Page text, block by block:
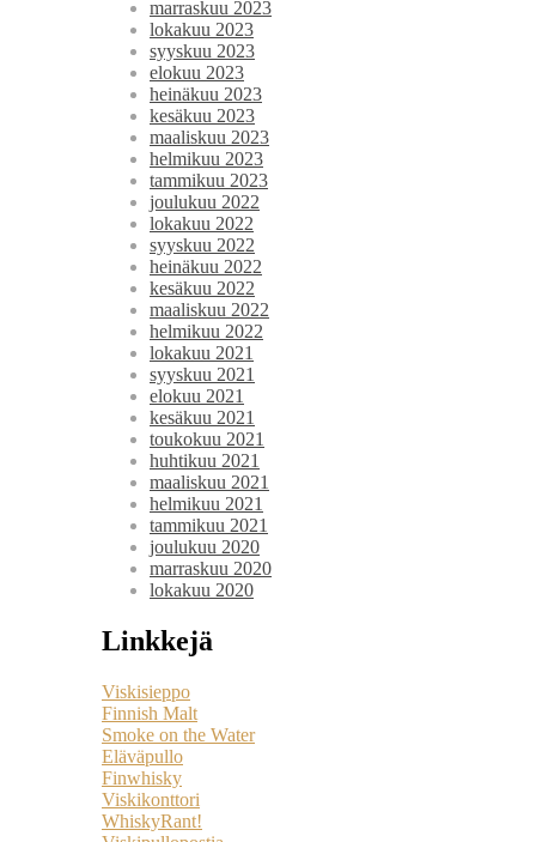
marraskuu 2023
lokakuu 2023
syyskuu 2023
elokuu 2023
heinäkuu 2023
kesäkuu 2023
maaliskuu 2023
helmikuu 2023
tammikuu 2023
joulukuu 2022
lokakuu 2022
syyskuu 2022
heinäkuu 2022
kesäkuu 2022
maaliskuu 2022
helmikuu 2022
lokakuu 2021
syyskuu 2021
elokuu 2021
kesäkuu 2021
toukokuu 2021
huhtikuu 2021
maaliskuu 2021
helmikuu 2021
tammikuu 2021
joulukuu 2020
marraskuu 2020
lokakuu 2020
Linkkejä
Viskisieppo
Finnish Malt
Smoke on the Water
Eläväpullo
Finwhisky
Viskikonttori
WhiskyRant!